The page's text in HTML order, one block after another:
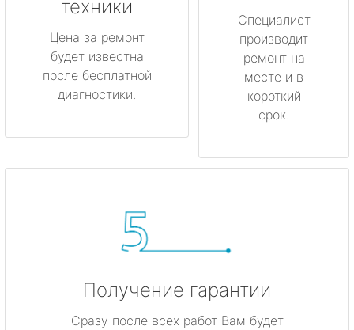
техники
Цена за ремонт
будет известна
после бесплатной
диагностики.
Специалист
производит
ремонт на
месте и в
короткий
срок.
Получение гарантии
Сразу после всех работ Вам будет